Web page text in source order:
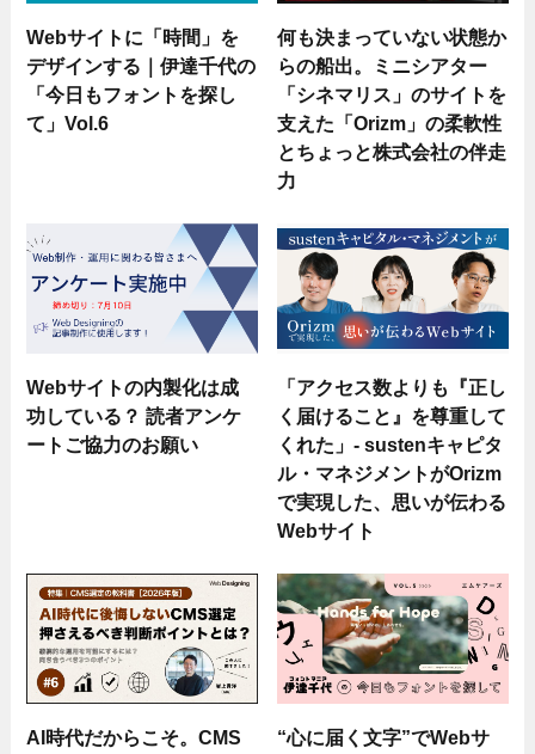
Webサイトに「時間」を
デザインする｜伊達千代の
「今日もフォントを探し
て」Vol.6
何も決まっていない状態か
らの船出。ミニシアター
「シネマリス」のサイトを
支えた「Orizm」の柔軟性
とちょっと株式会社の伴走
力
Webサイトの内製化は成
功している？ 読者アンケ
ートご協力のお願い
「アクセス数よりも『正し
く届けること』を尊重して
くれた」- sustenキャピタ
ル・マネジメントがOrizm
で実現した、思いが伝わる
Webサイト
AI時代だからこそ。CMS
“心に届く文字”でWebサ